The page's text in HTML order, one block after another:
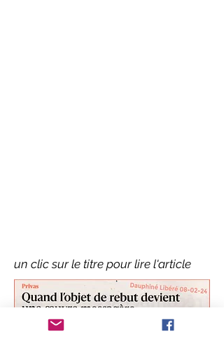
un clic sur le titre pour lire l'article